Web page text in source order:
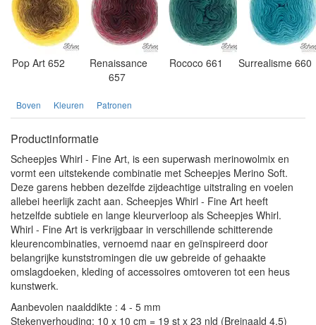
Pop Art 652
Renaissance
657
Rococo 661 Surrealisme 660
Boven Kleuren Patronen
Productinformatie
Scheepjes Whirl - Fine Art, is een superwash merinowolmix en
vormt een uitstekende combinatie met Scheepjes Merino Soft.
Deze garens hebben dezelfde zijdeachtige uitstraling en voelen
allebei heerlijk zacht aan. Scheepjes Whirl - Fine Art heeft
hetzelfde subtiele en lange kleurverloop als Scheepjes Whirl.
Whirl - Fine Art is verkrijgbaar in verschillende schitterende
kleurencombinaties, vernoemd naar en geïnspireerd door
belangrijke kunststromingen die uw gebreide of gehaakte
omslagdoeken, kleding of accessoires omtoveren tot een heus
kunstwerk.
Aanbevolen naalddikte : 4 - 5 mm
Stekenverhouding: 10 x 10 cm = 19 st x 23 nld (Breinaald 4,5)